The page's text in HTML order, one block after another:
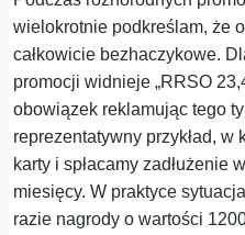
wielokrotnie podkreślam, że
całkowicie bezhaczykowe.
promocji widnieje „RRSO
obowiązek reklamując tego
reprezentatywny przykład, w
karty i spłacamy zadłużenie
miesięcy. W praktyce
razie nagrody o wartości